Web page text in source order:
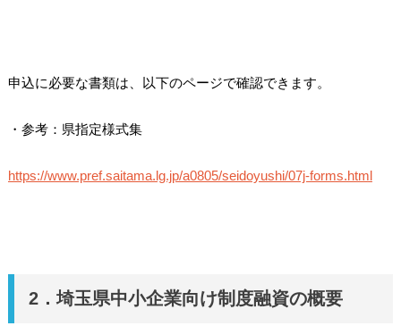
申込に必要な書類は、以下のページで確認できます。
・参考：県指定様式集
https://www.pref.saitama.lg.jp/a0805/seidoyushi/07j-forms.html
2．埼玉県中小企業向け制度融資の概要